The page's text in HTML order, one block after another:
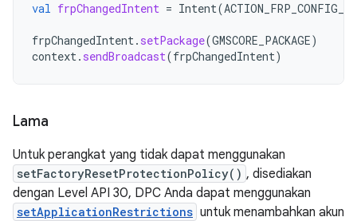
val frpChangedIntent = Intent(
frpChangedIntent. setPackage(GMSCORE_PACKAGE)
context. sendBroadcast(frpChangedIntent)
Lama
Untuk perangkat yang tidak dapat menggunakan
setFactoryResetProtectionPolicy() , disediakan
dengan Level API 30, DPC Anda dapat menggunakan
setApplicationRestrictions untuk menambahkan akun